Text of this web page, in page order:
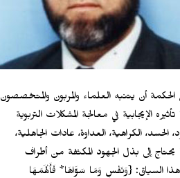
أن يتنبه العلماء والمربون والمتخصصون
الإيجابية في معالجة المشكلات التربوية
الكراهية، العداوة، عادات الجاهلية،
يحتاج إلى بذل الجهود المكثفة من أطراف
السياق: {وَنَفْسٍ وَمَا سَوَّاهَا* فَأَلْهَمَهَا